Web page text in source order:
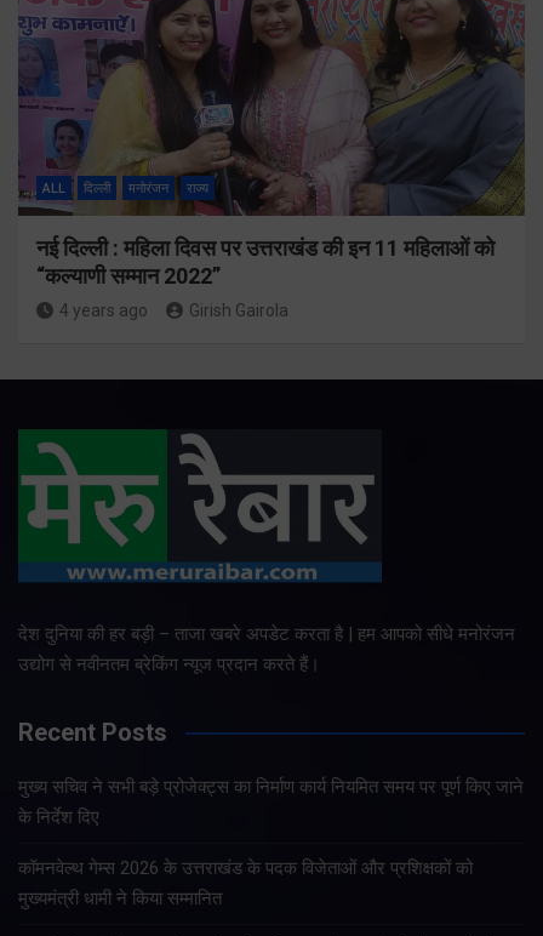
ALL दिल्ली मनोरंजन राज्य
नई दिल्ली : महिला दिवस पर उत्तराखंड की इन 11 महिलाओं को
“कल्याणी सम्मान 2022”
4 years ago Girish Gairola
देश दुनिया की हर बड़ी – ताजा खबरे अपडेट करता है | हम आपको सीधे मनोरंजन
उद्योग से नवीनतम ब्रेकिंग न्यूज प्रदान करते हैं।
Recent Posts
मुख्य सचिव ने सभी बड़े प्रोजेक्ट्स का निर्माण कार्य नियमित समय पर पूर्ण किए जाने
के निर्देश दिए
कॉमनवेल्थ गेम्स 2026 के उत्तराखंड के पदक विजेताओं और प्रशिक्षकों को
मुख्यमंत्री धामी ने किया सम्मानित